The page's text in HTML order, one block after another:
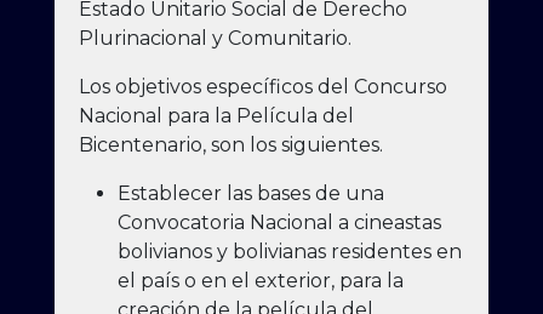
Estado Unitario Social de Derecho
Plurinacional y Comunitario.
Los objetivos específicos del Concurso
Nacional para la Película del
Bicentenario, son los siguientes.
Establecer las bases de una
Convocatoria Nacional a cineastas
bolivianos y bolivianas residentes en
el país o en el exterior, para la